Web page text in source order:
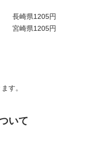
長崎県1205円
宮崎県1205円
す。
いて